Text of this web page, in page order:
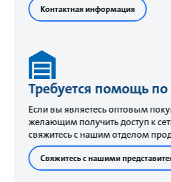
Контактная информация
Требуется помощь
Если вы являетесь оптовым
желающим получить доступ к
свяжитесь с нашим отделом
Свяжитесь с нашими